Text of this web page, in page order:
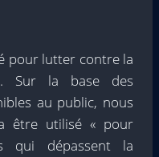
pour lutter contre la
Sur la base des
au public, nous
être utilisé « pour
qui dépassent la